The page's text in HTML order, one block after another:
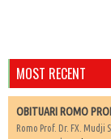
MOST RECENT
OBITUARI ROMO
Romo Prof. Dr. FX. Mudji